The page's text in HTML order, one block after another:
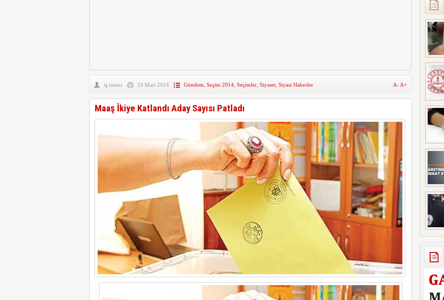
iş insanı 24 Mart 2014 Gündem Seçim 2014, Seçimler, Siyaset, Siyasi Haberler A- A+
Maaş İkiye Katlandı Aday Sayısı Patladı